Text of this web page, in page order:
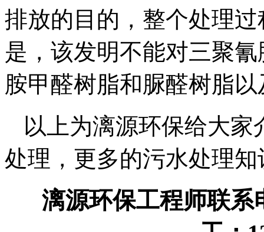
排放的目的，整个处理
是，该发明不能对三聚
胺甲醛树脂和脲醛树脂
以上为漓源环保给大
处理，更多的污水处理
漓源环保工程师联系